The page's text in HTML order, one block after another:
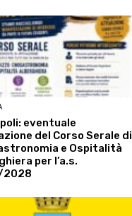
eventuale
del Corso Serale di
e Ospitalità
per l’a.s.
2028